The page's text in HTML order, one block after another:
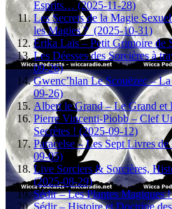
Esprits… (2025-11-28)
Les Secrets de la Magie
les Magies ? (2025-10-31)
Erika Laïs – Petit Grimoire de
Les Déesses des Sorcières à
09-26)
Gwenc’hlan Le Scouëzec –
09-26)
Albert le Grand – Le Grand
Pierre Vincenti-Piobb – Clef
Secrètes ! (2025-09-12)
Paracelse – Les Sept Livres
09-05)
Live Sorciers & Sorcières,
(2025-08-29)
Sédir – Les Plantes Magiques
Sédir – Histoire et Doctrine